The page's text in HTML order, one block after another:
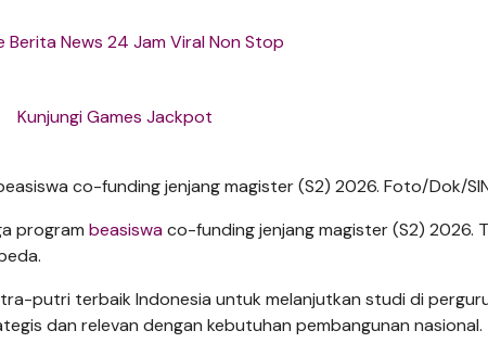
Berita News 24 Jam Viral Non Stop
Kunjungi Games Jackpot
co-funding jenjang magister (S2) 2026. Foto/Dok/
program beasiswaco-funding jenjang magister (S2) 2026.
putri terbaik Indonesia untuk melanjutkan studi di
dan relevan dengan kebutuhan pembangunan nasional.